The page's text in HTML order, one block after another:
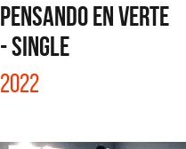
PENSANDO EN VERTE
- SINGLE
2022